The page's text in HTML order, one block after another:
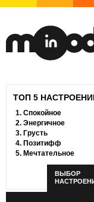
ТОП 5
1. Спокойное
2. Энергичное
3. Грусть
4. Позитифф
5. Мечтательное
ВЫБОР